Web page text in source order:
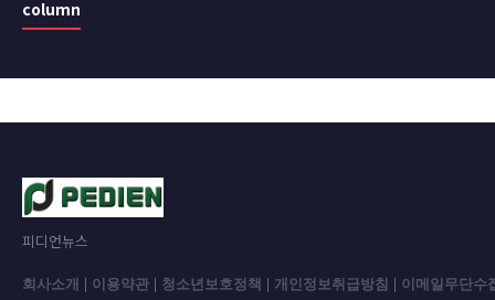
column
피디언뉴스
회사소개 이용약관 청소년보호정책 개인정보취급방침 이메일무단수